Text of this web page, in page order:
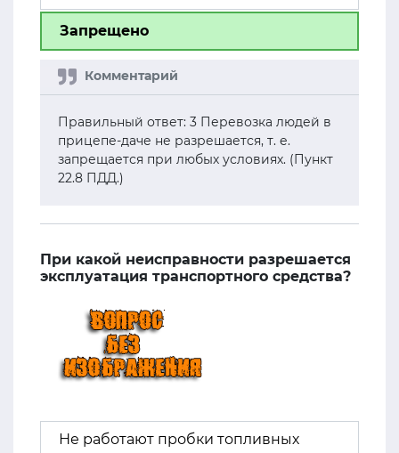
Запрещено
Правильный ответ: 3 Перевозка людей в
прицепе-даче не разрешается, т. е.
запрещается при любых условиях. (Пункт
22.8 ПДД.)
При какой неисправности разрешается
эксплуатация транспортного средства?
Не работают пробки топливных